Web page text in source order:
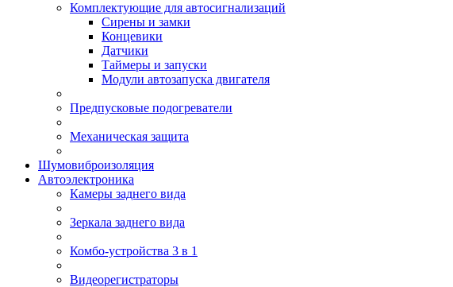
Комплектующие для автосигнализаций
Сирены и замки
Концевики
Датчики
Таймеры и запуски
Модули автозапуска двигателя
Предпусковые подогреватели
Механическая защита
Шумовиброизоляция
Автоэлектроника
Камеры заднего вида
Зеркала заднего вида
Комбо-устройства 3 в 1
Видеорегистраторы